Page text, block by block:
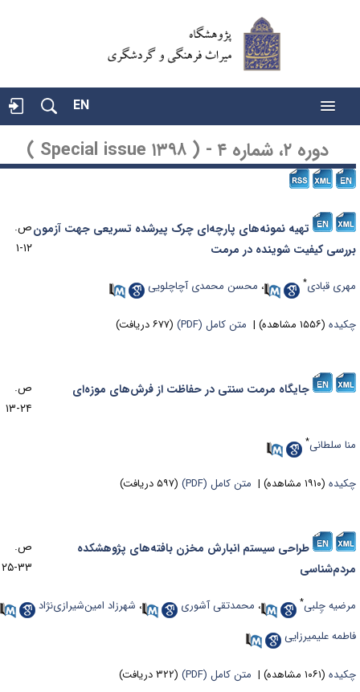
EN
دوره ۲، شماره ۴ - ( Special issue ۱۳۹۸ )
تهیه ﻧﻤﻮﻧﻪ‌ﻫﺎی ﭘﺎرﭼﻪ‌ای ﭼﺮک پیرشده تسریعی ﺟﻬﺖ آزﻣﻮن
کیفیت شوینده در ﻣﺮﻣﺖ
ص.
۱۲-۱
قبادی* ،محسن محمدی آچاچلویی
(۱۵۵۶ مشاهده) | متن کامل (PDF) (۶۷۷ دریافت)
جایگاه ﻣﺮﻣﺖ سنتی در ﺣﻔﺎﻇﺖ از فرش‌های موزه‌ای
ص.
۲۴-۱۳
سلطانی
(۱۹۱۰ مشاهده) | متن کامل (PDF) (۵۹۷ دریافت)
طراحی سیستم انبارش مخزن بافته‌های پژوهشکده
ص.
۳۳-۲۵
چِلبی ،محمدتقی آشوری ،شهرزاد امین‌شیرازی‌نژاد
،
علیمیرزایی
(۱۰۶۱ مشاهده) | متن کامل (PDF) (۳۲۲ دریافت)